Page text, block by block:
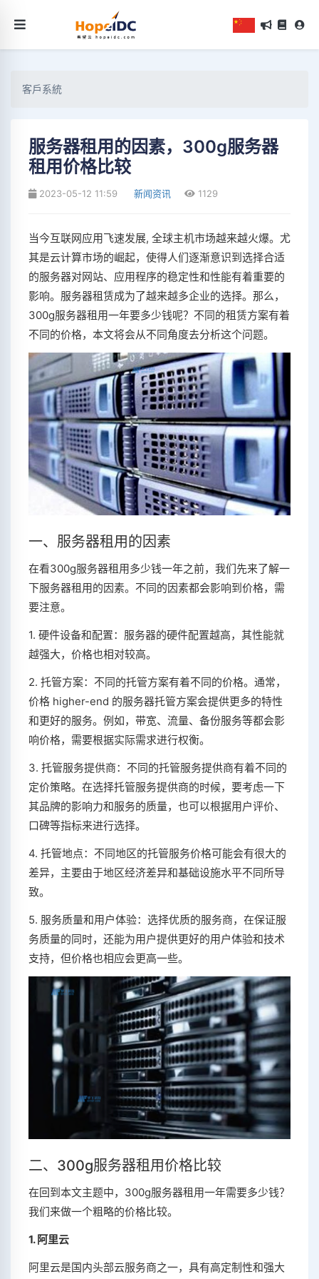
客戶系統
服务器租用的因素，300g服务器
租用价格比较
2023-05-12 11:59 新闻资讯 1129
当今互联网应用飞速发展, 全球主机市场越来越火爆。尤
其是云计算市场的崛起，使得人们逐渐意识到选择合适
的服务器对网站、应用程序的稳定性和性能有着重要的
影响。服务器租赁成为了越来越多企业的选择。那么，
300g服务器租用一年要多少钱呢？不同的租赁方案有着
不同的价格，本文将会从不同角度去分析这个问题。
一、服务器租用的因素
在看300g服务器租用多少钱一年之前，我们先来了解一
下服务器租用的因素。不同的因素都会影响到价格，需
要注意。
1. 硬件设备和配置：服务器的硬件配置越高，其性能就
越强大，价格也相对较高。
2. 托管方案：不同的托管方案有着不同的价格。通常，
价格 higher-end 的服务器托管方案会提供更多的特性
和更好的服务。例如，带宽、流量、备份服务等都会影
响价格，需要根据实际需求进行权衡。
3. 托管服务提供商：不同的托管服务提供商有着不同的
定价策略。在选择托管服务提供商的时候，要考虑一下
其品牌的影响力和服务的质量，也可以根据用户评价、
口碑等指标来进行选择。
4. 托管地点：不同地区的托管服务价格可能会有很大的
差异，主要由于地区经济差异和基础设施水平不同所导
致。
5. 服务质量和用户体验：选择优质的服务商，在保证服
务质量的同时，还能为用户提供更好的用户体验和技术
支持，但价格也相应会更高一些。
二、300g服务器租用价格比较
在回到本文主题中，300g服务器租用一年需要多少钱？
我们来做一个粗略的价格比较。
1. 阿里云
阿里云是国内头部云服务商之一，具有高定制性和强大